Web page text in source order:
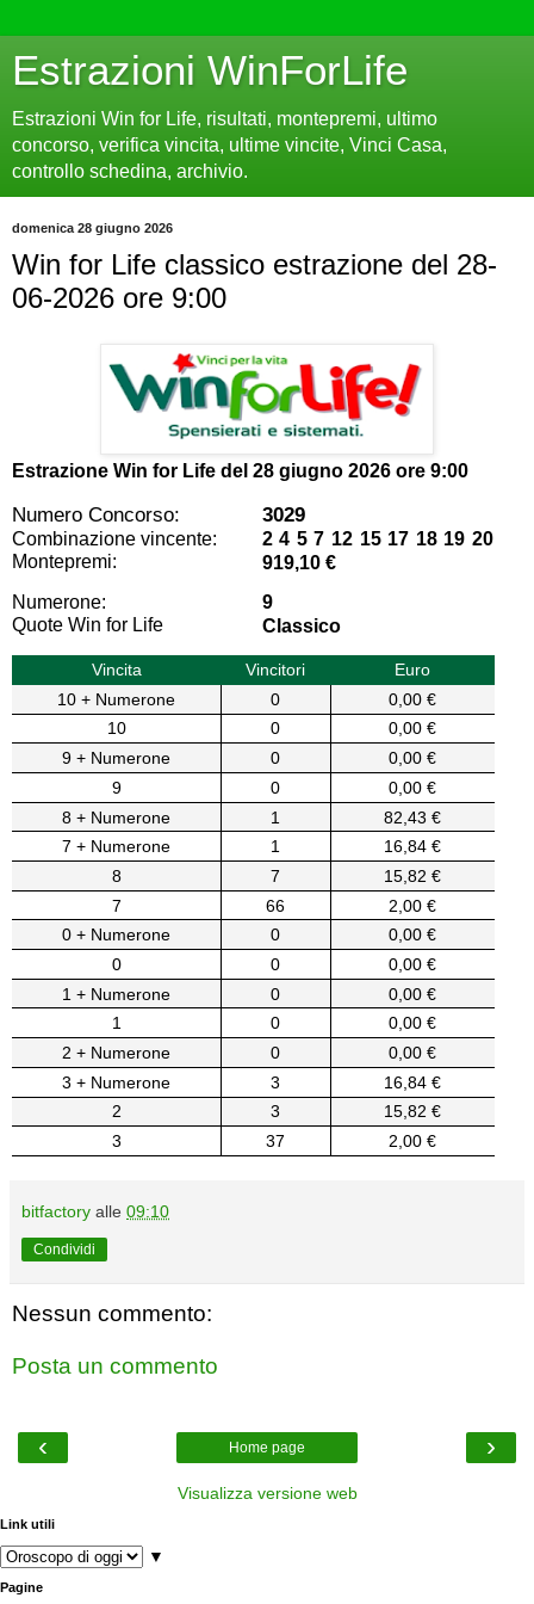
Estrazioni WinForLife
Estrazioni Win for Life, risultati, montepremi, ultimo
concorso, verifica vincita, ultime vincite, Vinci Casa,
controllo schedina, archivio.
domenica 28 giugno 2026
Win for Life classico estrazione del 28-
06-2026 ore 9:00
Estrazione Win for Life del 28 giugno 2026 ore 9:00
Numero Concorso: 3029
Combinazione vincente:
2 4 5 7 12 15 17 18 19 20
Montepremi:
919,10 €
Numerone:
9
Quote Win for Life
Classico
Vincita Vincitori
Euro
10 + Numerone
0
0,00 €
10
0
0,00 €
9 + Numerone
0
0,00 €
9
0
0,00 €
8 + Numerone
1
82,43 €
7 + Numerone
1
16,84 €
8
7
15,82 €
7
66
2,00 €
0 + Numerone
0
0,00 €
0
0
0,00 €
1 + Numerone
0
0,00 €
1
0
0,00 €
2 + Numerone
0
0,00 €
3 + Numerone
3
16,84 €
2
3
15,82 €
3
37 2,00 €
bitfactory alle 09:10
Condividi
Nessun commento:
Posta un commento
‹ ›
Home page
Visualizza versione web
Link utili
▼
Pagine